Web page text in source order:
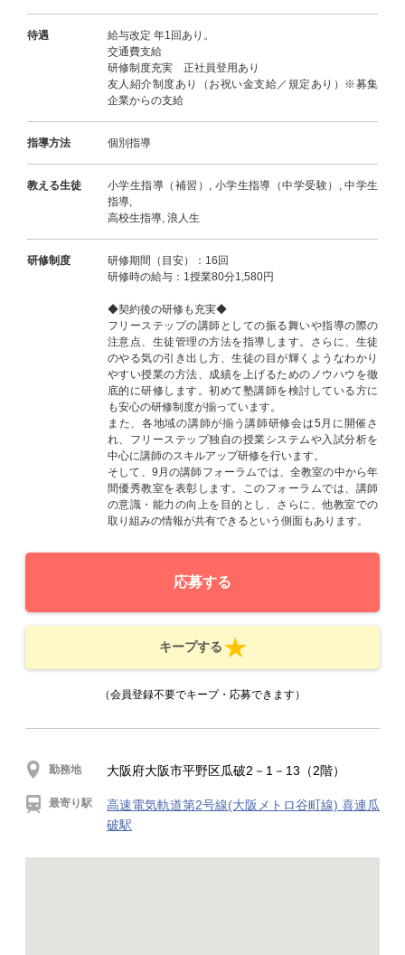
待遇
給与改定 年1回あり。
交通費支給
研修制度充実 正社員登用あり
友人紹介制度あり（お祝い金支給／規定あり）※募集
企業からの支給
指導方法 個別指導
教える生徒
小学生指導（補習）, 小学生指導（中学受験）, 中学生
指導,
高校生指導, 浪人生
研修制度
研修期間（目安）：16回
研修時の給与：1授業80分1,580円
◆契約後の研修も充実◆
フリーステップの講師としての振る舞いや指導の際の
注意点、生徒管理の方法を指導します。さらに、生徒
のやる気の引き出し方、生徒の目が輝くようなわかり
やすい授業の方法、成績を上げるためのノウハウを徹
底的に研修します。初めて塾講師を検討している方に
も安心の研修制度が揃っています。
また、各地域の講師が揃う講師研修会は5月に開催さ
れ、フリーステップ独自の授業システムや入試分析を
中心に講師のスキルアップ研修を行います。
そして、9月の講師フォーラムでは、全教室の中から年
間優秀教室を表彰します。このフォーラムでは、講師
の意識・能力の向上を目的とし、さらに、他教室での
取り組みの情報が共有できるという側面もあります。
応募する
キープする
（会員登録不要でキープ・応募できます）
勤務地 大阪府大阪市平野区瓜破2－1－13（2階）
最寄り駅
高速電気軌道第2号線(大阪メトロ谷町線) 喜連瓜
破駅